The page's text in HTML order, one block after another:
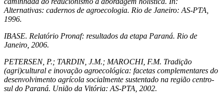
Alternativas: cadernos de agroecologia. Rio de Janeiro: AS-PTA,
1996.
IBASE. Relatório Pronaf: resultados da etapa Paraná. Rio de
Janeiro, 2006.
PETERSEN, P.; TARDIN, J.M.; MAROCHI, F.M. Tradição
(agri)cultural e inovação agroecológica: facetas complementares do
desenvolvimento agrícola socialmente sustentado na região centro-
sul do Paraná. União da Vitória: AS-PTA, 2002.